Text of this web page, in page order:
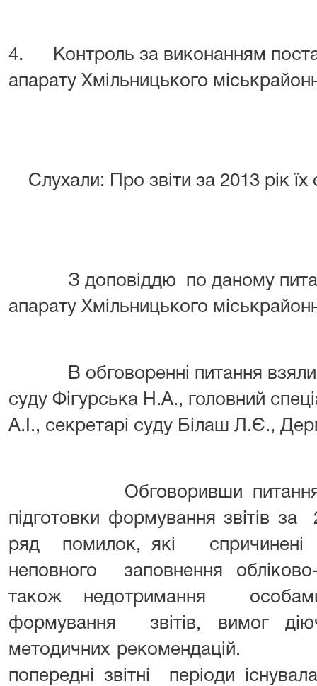
4. Контроль за виконанням
апарату Хмільницького
Слухали: Про звіти за 2013 рік їх
З доповіддю по даному
апарату Хмільницького
В обговоренні питання взяли
суду Фігурська Н.А., головний
А.І., секретарі суду Білаш Л.Є.,
Обговоривши питання
підготовки формування звітів
ряд помилок, які спричинені
неповного заповнення
також недотримання
формування звітів, вимог
методичних рекомендацій.
попередні звітні періоди